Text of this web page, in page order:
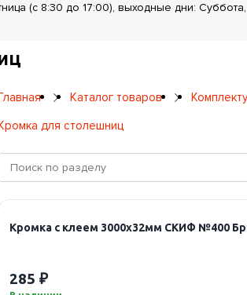
(с 8:30 до 17:00), выходные дни: Суббота,
Каталог товаров
для столешниц
Кромка с клеем 3000х32мм СКИФ №400
285 ₽